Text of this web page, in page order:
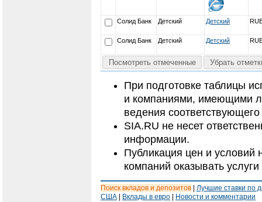
Солид Банк Детский Детский
Солид Банк Детский Детский
Посмотреть отмеченные Убрать
При подготовке таблицы
и компаниями, имеющими
ведения
SIA.RU не несет
информации.
Публикация цен и условий
компаний оказывать
Поиск вкладов и депозитов
Лучшие ставки по
США
Вклады в евро Новости и комментарии